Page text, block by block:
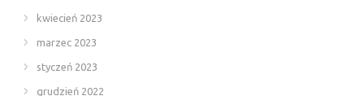
kwiecień 2023
marzec 2023
styczeń 2023
grudzień 2022